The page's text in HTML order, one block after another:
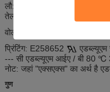
लौ: वीडब्ल्यू -1, एफटी 1, एफटी 2
तेल प्रतिरोध: 60 ℃ या 80 ℃ तेल
वोल्टेज परीक्षण का सामना: एसी
प्रिंटिंग: E258652
--- सी एडब्ल्यूएम आईए / बी 80 ℃
नोट: जहां "एक्सएक्स" का अर्थ है
गुण